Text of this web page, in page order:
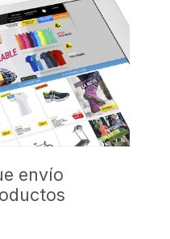
envío